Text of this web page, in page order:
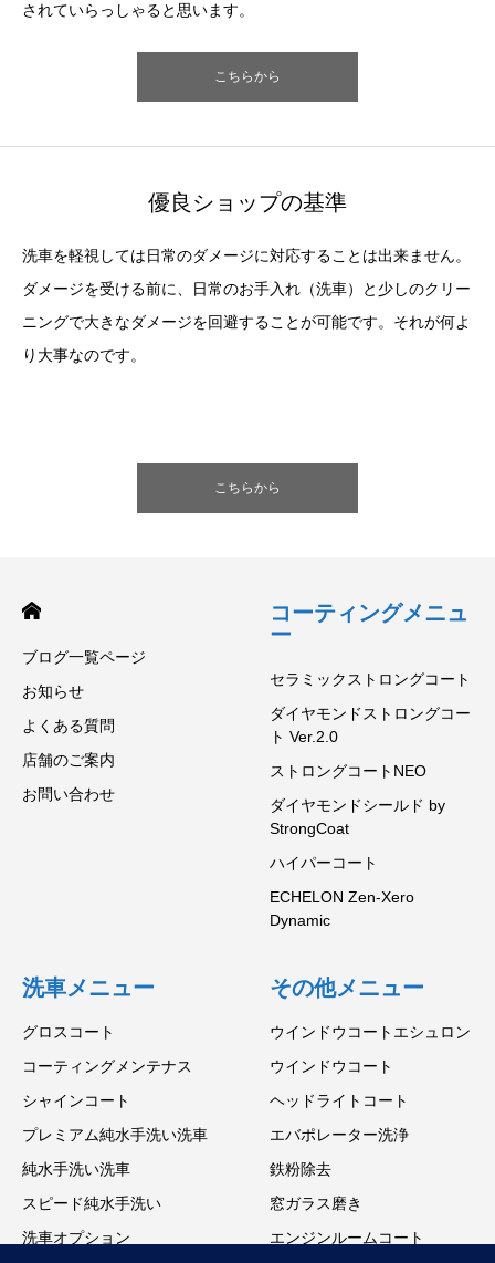
されていらっしゃると思います。
こちらから
優良ショップの基準
洗車を軽視しては日常のダメージに対応することは出来ません。
ダメージを受ける前に、日常のお手入れ（洗車）と少しのクリー
ニングで大きなダメージを回避することが可能です。それが何よ
り大事なのです。
こちらから
ブログ一覧ページ
お知らせ
よくある質問
店舗のご案内
お問い合わせ
コーティングメニュ
ー
セラミックストロングコート
ダイヤモンドストロングコー
ト Ver.2.0
ストロングコートNEO
ダイヤモンドシールド by
StrongCoat
ハイパーコート
ECHELON Zen-Xero
Dynamic
洗車メニュー
グロスコート
コーティングメンテナス
シャインコート
プレミアム純水手洗い洗車
純水手洗い洗車
スピード純水手洗い
洗車オプション
その他メニュー
ウインドウコートエシュロン
ウインドウコート
ヘッドライトコート
エバポレーター洗浄
鉄粉除去
窓ガラス磨き
エンジンルームコート